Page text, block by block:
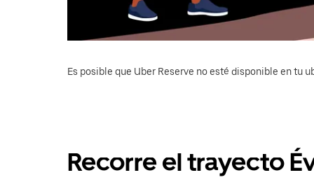
Es posible que Uber Reserve no esté disponible en tu
Recorre el trayecto